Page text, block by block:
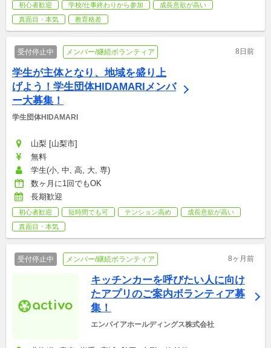
初心者歓迎 学校/仕事終わりから参加
成長意欲が高い
真面目・本気
教育格差
受付停止中 メンバー/継続ボランティア 8日前
学生が主体となり、地域を盛り上
げよう！学生団体HIDAMARIメンバ
ー大募集！
山梨 [山梨市]
無料
学生(小, 中, 高, 大, 専)
数ヶ月に1回でもOK
長期歓迎
初心者歓迎 短時間でも可 テンション高め
成長意欲が高い
真面目・本気
受付停止中 メンバー/継続ボランティア 8ヶ月前
キッチンカーを呼びたい人に向け
たアプリのご案内ボランティア募
集！
エンパイアホールディングス株式会社